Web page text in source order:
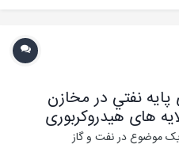
نفتي در مخازن
های هیدروکربوری
موضوع درنفت و گاز